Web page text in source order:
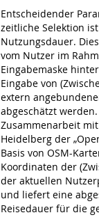
Entscheidender
zeitliche Selektion
Nutzungsdauer.
vom Nutzer im
Eingabemaske
Eingabe von
extern
abgeschätzt
Zusammenarbeit
Heidelberg der
Basis von OSM-
Koordinaten der
der aktuellen
und liefert eine
Reisedauer für die